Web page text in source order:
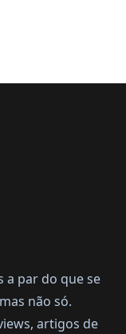
a par do que se
não só.
artigos de